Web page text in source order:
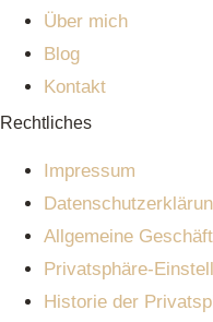
Über mich
Blog
Kontakt
Rechtliches
Impressum
Allgemeine
Privatsphäre-
Historie der